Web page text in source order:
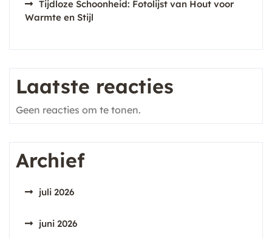
Tijdloze Schoonheid: Fotolijst van Hout voor
Warmte en Stijl
Laatste reacties
Geen reacties om te tonen.
Archief
juli 2026
juni 2026